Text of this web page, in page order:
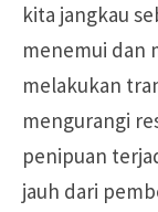
kita jangkau
menemui dan
melakukan
mengurangi
penipuan
jauh dari